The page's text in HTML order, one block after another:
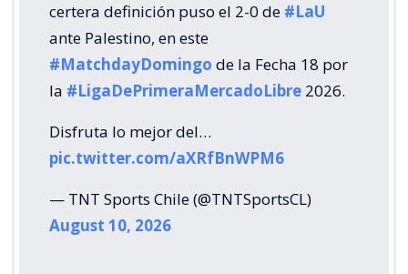
La tónica del partido se mantuvo en la segunda
mitad, con La U dominando y jugando cerca del
área de un cuadro ‘árabe’ ampliamente superado.
A los 64′ Arce estrelló un tiro en el horizontal y,
trascartón, Marcelo Morales remeció el pórtico
visitante con un remate que dio en el vertical
derecho de Pérez. Eran los mejores pasajes del
elenco azul.